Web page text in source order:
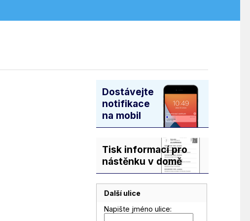
Dostávejte
notifikace
na mobil
Tisk informací pro
nástěnku v domě
Další ulice
Napište jméno ulice: